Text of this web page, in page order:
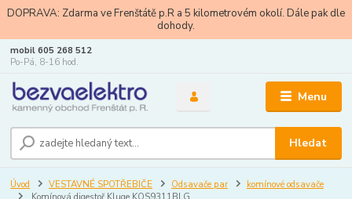
DOPRAVA: Zdarma ve Frenštátě p.R a 5 kilometrovém okolí. Dále pak dle
dohody.
Menu
Hledat
mobil 605 268 512
Po-Pá, 8-16 hod.
Úvod VESTAVNÉ SPOTŘEBIČE Odsavače par
komínové odsavače